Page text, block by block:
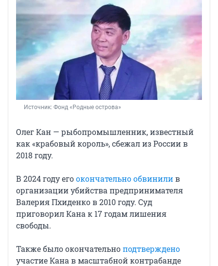
Источник: Фонд «Родные острова»
Олег Кан — рыбопромышленник, известный
как «крабовый король», сбежал из России в
2018 году.
В 2024 году егоокончательно обвинилив
организации убийства предпринимателя
Валерия Пхиденко в 2010 году. Суд
приговорил Кана к 17 годам лишения
свободы.
Также было окончательноподтверждено
участие Кана в масштабной контрабанде